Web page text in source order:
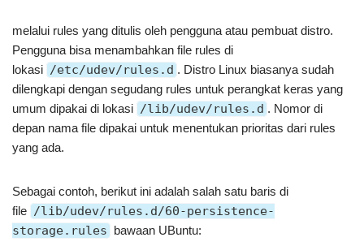
melalui rules yang ditulis oleh pengguna atau pembuat distro.
Pengguna bisa menambahkan file rules di
lokasi /etc/udev/rules.d . Distro Linux biasanya sudah
dilengkapi dengan segudang rules untuk perangkat keras yang
umum dipakai di lokasi /lib/udev/rules.d . Nomor di
depan nama file dipakai untuk menentukan prioritas dari rules
yang ada.
Sebagai contoh, berikut ini adalah salah satu baris di
file /lib/udev/rules.d/60-persistence-
storage.rules bawaan UBuntu: